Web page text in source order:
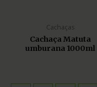
Cachaças
Cachaça Matuta
umburana 1000ml